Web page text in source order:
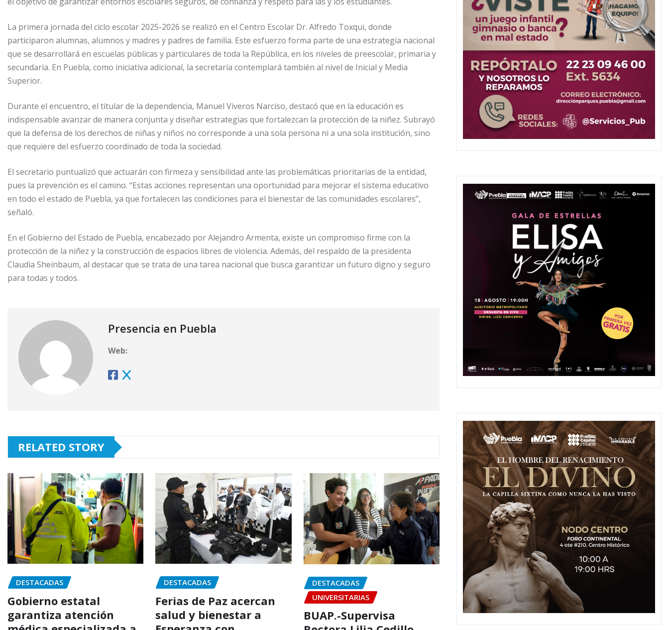
La primera jornada del ciclo escolar 2025-2026 se realizó en el Centro Escolar Dr. Alfredo Toxqui, donde
participaron alumnas, alumnos y madres y padres de familia. Este esfuerzo forma parte de una estrategia nacional
que se desarrollará en escuelas públicas y particulares de toda la República, en los niveles de preescolar, primaria y
secundaria. En Puebla, como iniciativa adicional, la secretaría contemplará también al nivel de Inicial y Media
Superior.
Durante el encuentro, el titular de la dependencia, Manuel Viveros Narciso, destacó que en la educación es
indispensable avanzar de manera conjunta y diseñar estrategias que fortalezcan la protección de la niñez. Subrayó
que la defensa de los derechos de niñas y niños no corresponde a una sola persona ni a una sola institución, sino
que requiere del esfuerzo coordinado de toda la sociedad.
El secretario puntualizó que actuarán con firmeza y sensibilidad ante las problemáticas prioritarias de la entidad,
pues la prevención es el camino. “Estas acciones representan una oportunidad para mejorar el sistema educativo
en todo el estado de Puebla, ya que fortalecen las condiciones para el bienestar de las comunidades escolares”,
señaló.
En el Gobierno del Estado de Puebla, encabezado por Alejandro Armenta, existe un compromiso firme con la
protección de la niñez y la construcción de espacios libres de violencia. Además, del respaldo de la presidenta
Claudia Sheinbaum, al destacar que se trata de una tarea nacional que busca garantizar un futuro digno y seguro
para todas y todos.
Presencia en Puebla
Web:
RELATED STORY
DESTACADAS
Gobierno estatal
garantiza atención
DESTACADAS
Ferias de Paz acercan
salud y bienestar a
DESTACADAS
UNIVERSITARIAS
BUAP.-Supervisa